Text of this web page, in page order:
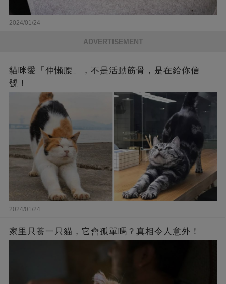
2024/01/24
ADVERTISEMENT
貓咪愛「伸懶腰」，不是活動筋骨，是在給你信
號！
2024/01/24
家里只養一只貓，它會孤單嗎？真相令人意外！